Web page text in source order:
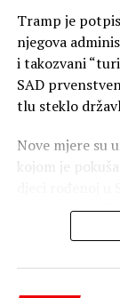
Tramp je
njegova
i takozvani
SAD
tlu steklo
Nove mjere su
kojom je
borave u
uredbu i
državljanstvo